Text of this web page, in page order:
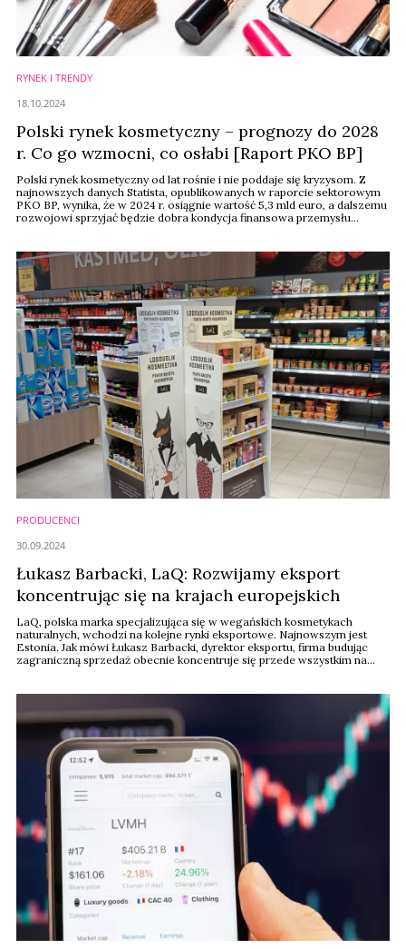
RYNEK I TRENDY
Polski rynek kosmetyczny – prognozy do 2028
r. Co go wzmocni, co osłabi [Raport PKO BP]
Polski rynek kosmetyczny od lat rośnie i nie poddaje się kryzysom. Z
najnowszych danych Statista, opublikowanych w raporcie sektorowym
PKO BP, wynika, że w 2024 r. osiągnie wartość 5,3 mld euro, a dalszemu
rozwojowi sprzyjać będzie dobra kondycja finansowa przemysłu
18.10.2024
PRODUCENCI
Łukasz Barbacki, LaQ: Rozwijamy eksport
koncentrując się na krajach europejskich
LaQ, polska marka specjalizująca się w wegańskich kosmetykach
naturalnych, wchodzi na kolejne rynki eksportowe. Najnowszym jest
Estonia. Jak mówi Łukasz Barbacki, dyrektor eksportu, firma budując
zagraniczną sprzedaż obecnie koncentruje się przede wszystkim na
30.09.2024